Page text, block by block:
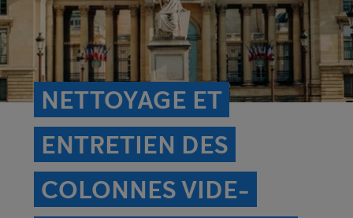
NETTOYAGE ET
ENTRETIEN DES
COLONNES VIDE-